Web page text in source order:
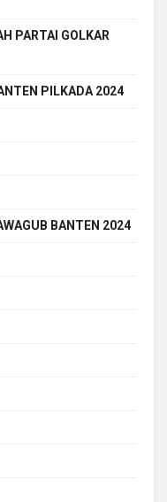
PARTAI GOLKAR
PILKADA 2024
BANTEN 2024